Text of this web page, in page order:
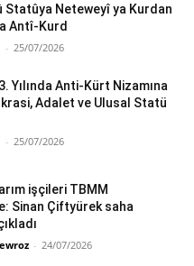
Statûya Neteweyî ya Kurdan
Antî-Kurd
- 25/07/2026
Yılında Anti-Kürt Nizamına
Adalet ve Ulusal Statü
- 25/07/2026
işçileri TBMM
Sinan Çiftyürek saha
- 24/07/2026